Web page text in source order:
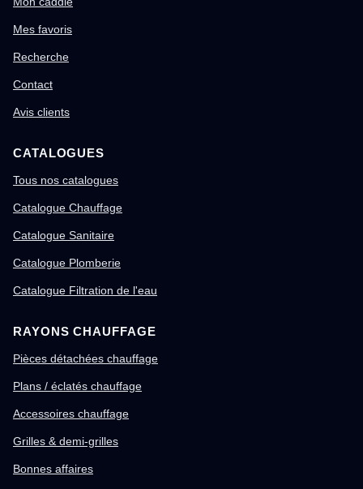
Mes favoris
Recherche
Contact
Avis clients
CATALOGUES
Tous nos catalogues
Catalogue Chauffage
Catalogue Sanitaire
Catalogue Plomberie
Catalogue Filtration de l'eau
RAYONS CHAUFFAGE
Pièces détachées chauffage
Plans / éclatés chauffage
Accessoires chauffage
Grilles & demi-grilles
Bonnes affaires